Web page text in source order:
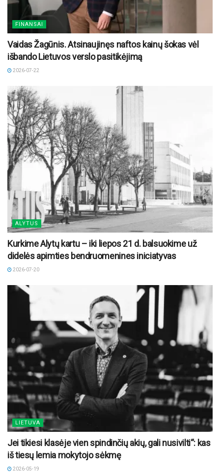
FINANSAI
Vaidas Žagūnis. Atsinaujinęs naftos kainų šokas vėl
išbando Lietuvos verslo pasitikėjimą
2026-07-22
ALYTUS
Kurkime Alytų kartu – iki liepos 21 d. balsuokime už
didelės apimties bendruomenines iniciatyvas
2026-07-20
LIETUVA
Jei tikiesi klasėje vien spindinčių akių, gali nusivilti“: kas
iš tiesų lemia mokytojo sėkmę
2026-05-19